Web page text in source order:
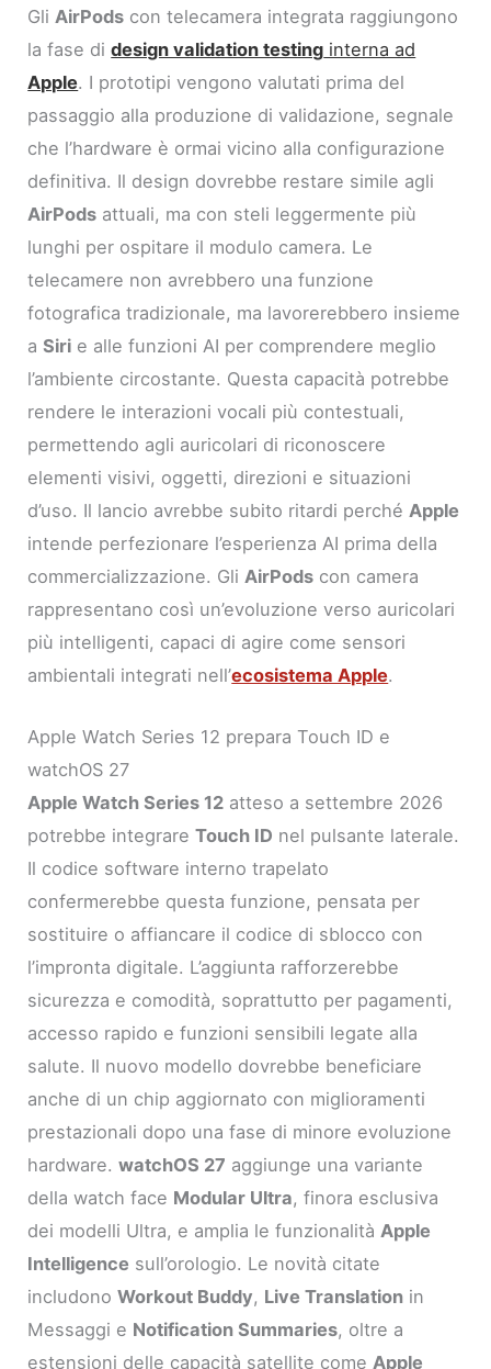
Gli AirPods con telecamera integrata raggiungono
la fase didesign validation testing interna ad
Apple. I prototipi vengono valutati prima del
passaggio alla produzione di validazione, segnale
che l’hardware è ormai vicino alla configurazione
definitiva. Il design dovrebbe restare simile agli
AirPods attuali, ma con steli leggermente più
lunghi per ospitare il modulo camera. Le
telecamere non avrebbero una funzione
fotografica tradizionale, ma lavorerebbero insieme
aSiri e alle funzioni AI per comprendere meglio
l’ambiente circostante. Questa capacità potrebbe
rendere le interazioni vocali più contestuali,
permettendo agli auricolari di riconoscere
elementi visivi, oggetti, direzioni e situazioni
d’uso. Il lancio avrebbe subito ritardi perché Apple
intende perfezionare l’esperienza AI prima della
commercializzazione. Gli AirPods con camera
rappresentano così un’evoluzione verso auricolari
più intelligenti, capaci di agire come sensori
ambientali integrati nell’ecosistema Apple.
Apple Watch Series 12 prepara Touch ID e
watchOS 27
Apple Watch Series 12 atteso a settembre 2026
potrebbe integrareTouch ID nel pulsante laterale.
Il codice software interno trapelato
confermerebbe questa funzione, pensata per
sostituire o affiancare il codice di sblocco con
l’impronta digitale. L’aggiunta rafforzerebbe
sicurezza e comodità, soprattutto per pagamenti,
accesso rapido e funzioni sensibili legate alla
salute. Il nuovo modello dovrebbe beneficiare
anche di un chip aggiornato con miglioramenti
prestazionali dopo una fase di minore evoluzione
hardware.watchOS 27 aggiunge una variante
della watch face Modular Ultra, finora esclusiva
dei modelli Ultra, e amplia le funzionalitàApple
Intelligence sull’orologio. Le novità citate
includonoWorkout Buddy, Live Translation in
Messaggi e Notification Summaries, oltre a
estensioni delle capacità satellite comeApple